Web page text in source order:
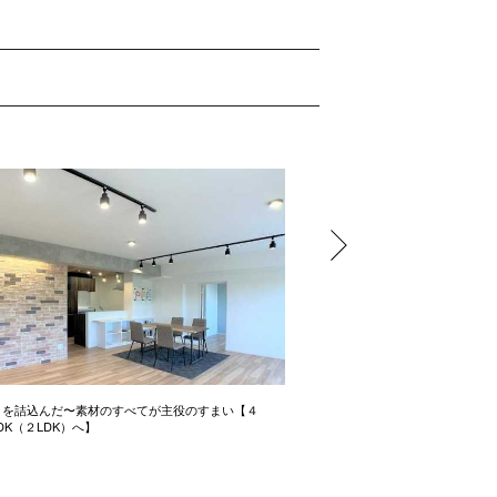
詰込んだ〜素材のすべてが主役のすまい【４
（２LDK）へ】